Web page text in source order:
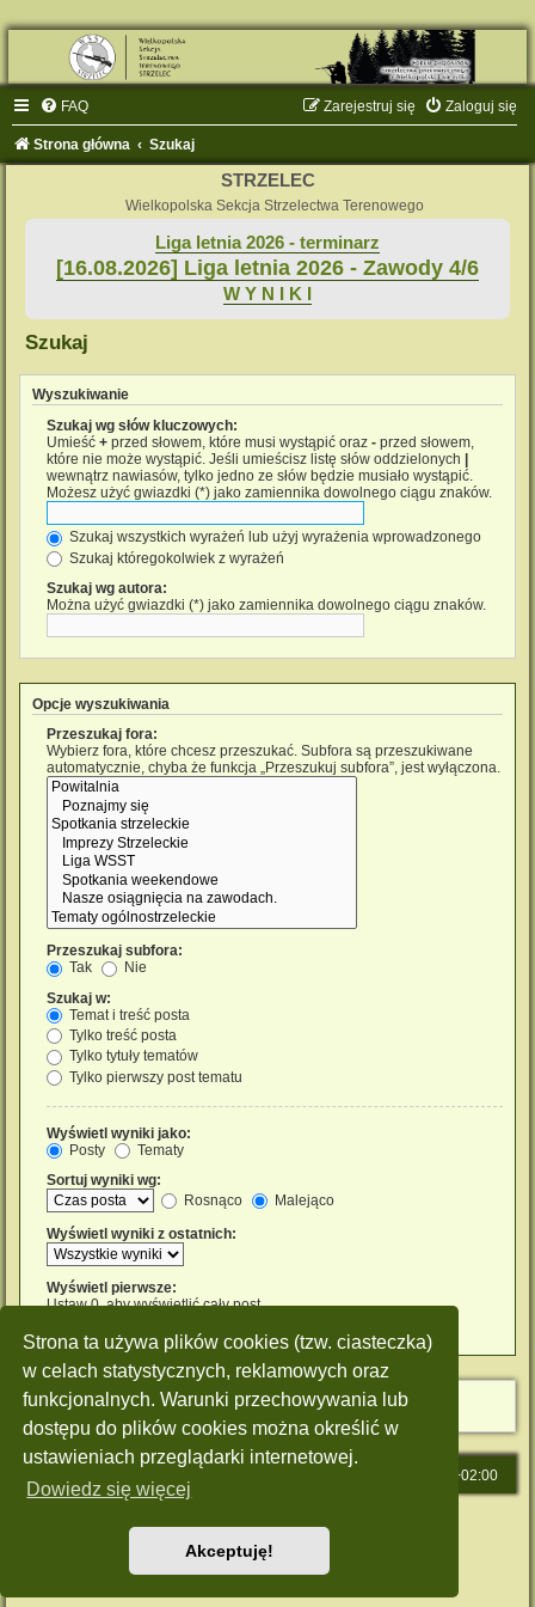
Strona ta używa plików cookies (tzw. ciasteczka)
w celach statystycznych, reklamowych oraz
funkcjonalnych. Warunki przechowywania lub
dostępu do plików cookies można określić w
ustawieniach przeglądarki internetowej.
Dowiedz się więcej
Akceptuję!
FAQ Zaloguj się
Zarejestruj się
Strona główna Szukaj
STRZELEC
Wielkopolska Sekcja Strzelectwa Terenowego
Liga letnia 2026 - terminarz
[16.08.2026] Liga letnia 2026 - Zawody 4/6
W Y N I K I
Szukaj
Wyszukiwanie
Szukaj wg słów kluczowych:
Umieść + przed słowem, które musi wystąpić oraz - przed słowem,
które nie może wystąpić. Jeśli umieścisz listę słów oddzielonych
wewnątrz nawiasów, tylko jedno ze słów będzie musiało wystąpić.
Możesz użyć gwiazdki (*) jako zamiennika dowolnego ciągu znaków.
Szukaj wszystkich wyrażeń lub użyj wyrażenia wprowadzonego
Szukaj któregokolwiek z wyrażeń
Szukaj wg autora:
Można użyć gwiazdki (*) jako zamiennika dowolnego ciągu znaków.
Opcje wyszukiwania
Przeszukaj fora:
Wybierz fora, które chcesz przeszukać. Subfora są przeszukiwane
automatycznie, chyba że funkcja „Przeszukuj subfora”, jest wyłączona.
Przeszukaj subfora:
Tak
Nie
Szukaj w:
Temat i treść posta
Tylko treść posta
Tylko tytuły tematów
Tylko pierwszy post tematu
Wyświetl wyniki jako:
Posty
Tematy
Sortuj wyniki wg:
Rosnąco
Malejąco
Wyświetl wyniki z ostatnich:
Wyświetl pierwsze:
Ustaw 0, aby wyświetlić cały post.
UTC+02:00
Style: Green-Style by Joyce&LunaphpBB-Style-Design
Zasady ochrony danych osobowych |Regulamin